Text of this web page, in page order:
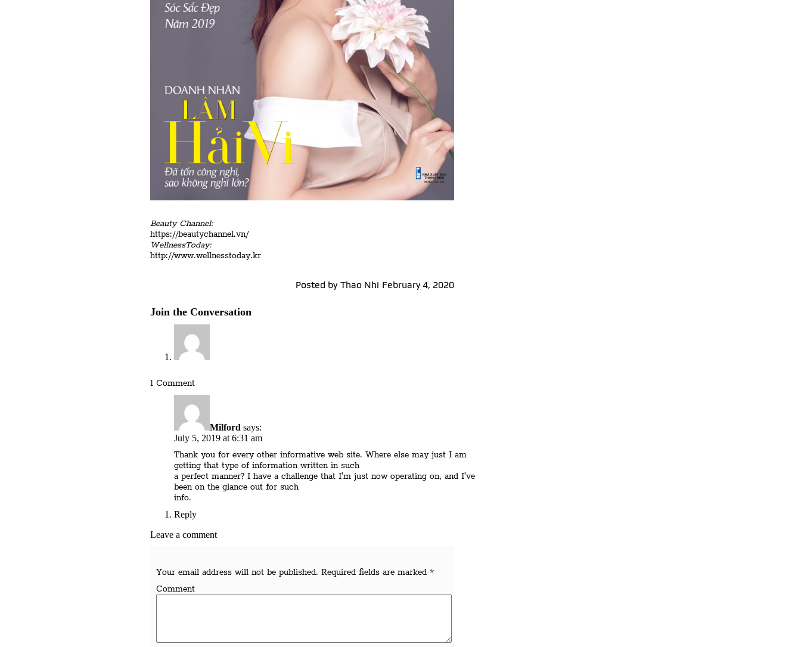
Beauty Channel:
https://beautychannel.vn/
WellnessToday:
http://www.wellnesstoday.kr
Posted by Thao Nhi February 4, 2020
Join the Conversation
1 Comment
Milford says:
July 5, 2019 at 6:31 am
Thank you for every other informative web site. Where else may just I am
getting that type of information written in such
a perfect manner? I have a challenge that I’m just now operating on, and I’ve
been on the glance out for such
info.
Reply
Leave a comment
Your email address will not be published. Required fields are marked *
Comment